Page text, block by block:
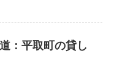
：平取町の貸し